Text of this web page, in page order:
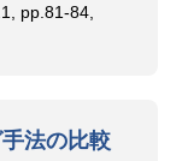
pp.81-84,
法の比較